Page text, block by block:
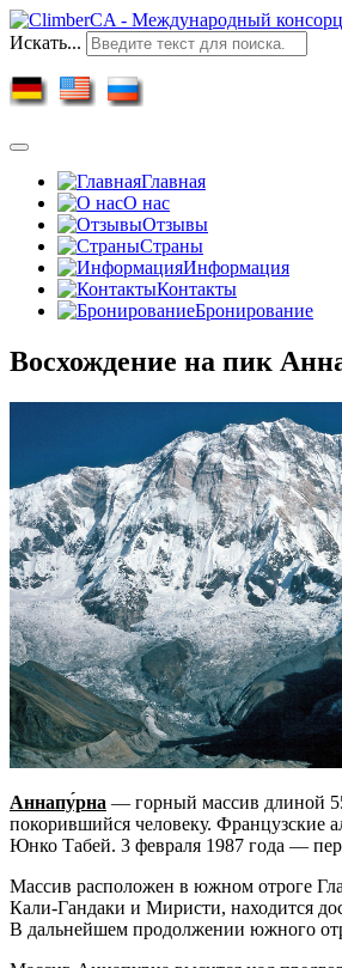
Искать...
Главная
О нас
Отзывы
Страны
Информация
Контакты
Бронирование
Восхождение на пик
Аннапу́рна — горный массив длиной
покорившийся человеку. Французские
Юнко Табей. 3 февраля 1987 года —
Массив расположен в южном отроге
Кали-Гандаки и Миристи, находится
В дальнейшем продолжении южного